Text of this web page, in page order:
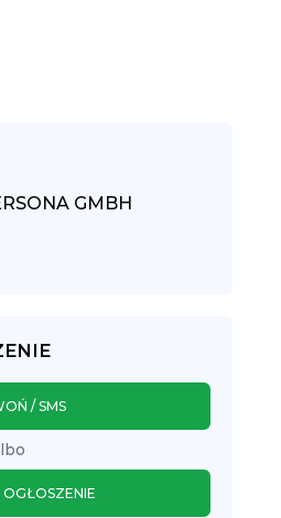
GMBH
/ SMS